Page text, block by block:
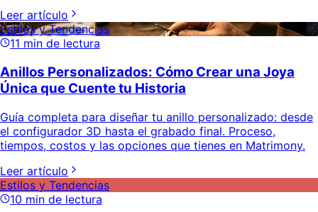
Leer artículo
Estilos y Tendencias
11 min de lectura
Anillos Personalizados: Cómo Crear una Joya
Única que Cuente tu Historia
Guía completa para diseñar tu anillo personalizado: desde
el configurador 3D hasta el grabado final. Proceso,
tiempos, costos y las opciones que tienes en Matrimony.
Leer artículo
Estilos y Tendencias
10 min de lectura